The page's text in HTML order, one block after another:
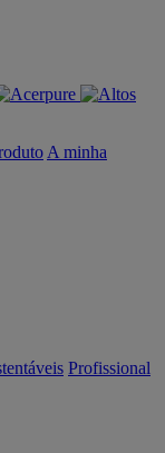
A minha
Profissional